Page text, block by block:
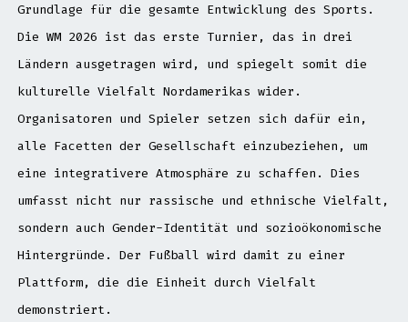
Grundlage für die gesamte Entwicklung des Sports.
Die WM 2026 ist das erste Turnier, das in drei
Ländern ausgetragen wird, und spiegelt somit die
kulturelle Vielfalt Nordamerikas wider.
Organisatoren und Spieler setzen sich dafür ein,
alle Facetten der Gesellschaft einzubeziehen, um
eine integrativere Atmosphäre zu schaffen. Dies
umfasst nicht nur rassische und ethnische Vielfalt,
sondern auch Gender-Identität und sozioökonomische
Hintergründe. Der Fußball wird damit zu einer
Plattform, die die Einheit durch Vielfalt
demonstriert.